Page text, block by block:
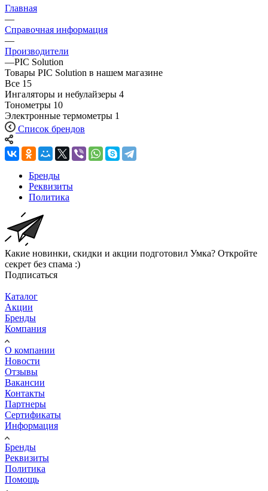
Главная
—
Справочная информация
—
Производители
—PIC Solution
Товары PIC Solution в нашем магазине
Все 15
Ингаляторы и небулайзеры 4
Тонометры 10
Электронные термометры 1
Список брендов
Бренды
Реквизиты
Политика
Какие новинки, скидки и акции подготовил Умка? Откройте
секрет без спама :)
Подписаться
Каталог
Акции
Бренды
Компания
О компании
Новости
Отзывы
Вакансии
Контакты
Партнеры
Сертификаты
Информация
Бренды
Реквизиты
Политика
Помощь